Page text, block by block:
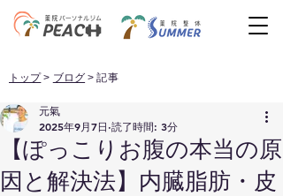
トップ> ブログ > 記事
【ぽっこりお腹の本当の原
因と解決法】内臓脂肪・皮
元氣
2025年9月7日 読了時間: 3分